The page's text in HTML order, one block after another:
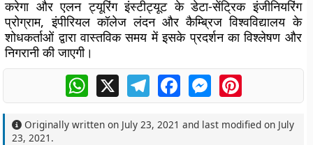
करेगा और एलन ट्यूरिंग इंस्टीट्यूट के डेटा-सेंट्रिक इंजीनियरिंग
प्रोग्राम, इंपीरियल कॉलेज लंदन और कैम्ब्रिज विश्वविद्यालय के
शोधकर्ताओं द्वारा वास्तविक समय में इसके प्रदर्शन का विश्लेषण और
निगरानी की जाएगी।
WhatsApp
X TelegramFacebookMessengerPinterest
Originally written on July 23, 2021 and last modified on July
23, 2021 .